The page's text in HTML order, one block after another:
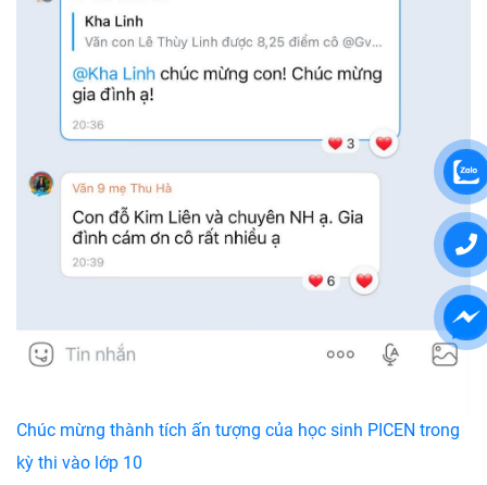
Chúc mừng thành tích ấn tượng của học sinh PICEN trong
kỳ thi vào lớp 10